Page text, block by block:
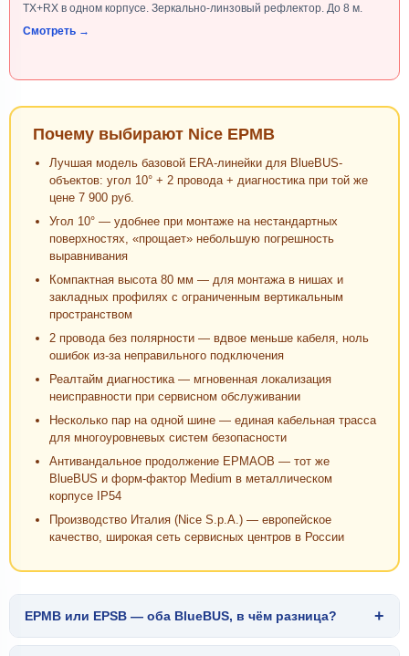
TX+RX в одном корпусе. Зеркально-линзовый рефлектор. До 8 м.
Смотреть →
Почему выбирают Nice EPMB
Лучшая модель базовой ERA-линейки для BlueBUS-
объектов: угол 10° + 2 провода + диагностика при той же
цене 7 900 руб.
Угол 10° — удобнее при монтаже на нестандартных
поверхностях, «прощает» небольшую погрешность
выравнивания
Компактная высота 80 мм — для монтажа в нишах и
закладных профилях с ограниченным вертикальным
пространством
2 провода без полярности — вдвое меньше кабеля, ноль
ошибок из-за неправильного подключения
Реалтайм диагностика — мгновенная локализация
неисправности при сервисном обслуживании
Несколько пар на одной шине — единая кабельная трасса
для многоуровневых систем безопасности
Антивандальное продолжение EPMAOB — тот же
BlueBUS и форм-фактор Medium в металлическом
корпусе IP54
Производство Италия (Nice S.p.A.) — европейское
качество, широкая сеть сервисных центров в России
EPMB или EPSB — оба BlueBUS, в чём разница? +